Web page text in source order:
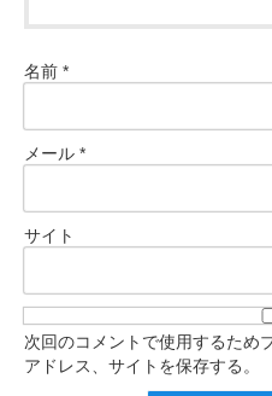
名前 *
メール *
サイト
次回のコメントで使用するため
アドレス、サイトを保存する。